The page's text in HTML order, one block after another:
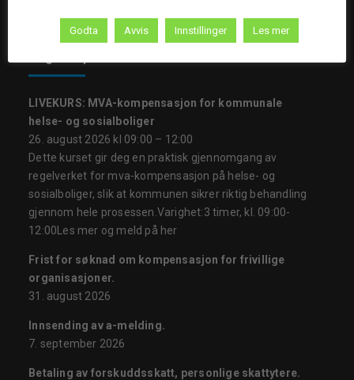
LIVEKURS: MVA-kompensasjon for kommunale
helse- og sosialboliger
26. august 2026 kl 09:00 – 12:00
Dette kurset gir deg en praktisk gjennomgang av
regelverket for mva-kompensasjon på helse- og
sosialboliger, slik at kommunen sikrer riktig behandling
gjennom hele prosessen.Varighet:3 timer, kl. 09:00-
12:00Les mer og meld på her
Frist for søknad om kompensasjon for frivillige
organisasjoner.
31. august 2026
Innsending av a-melding.
7. september 2026
Betaling av forskuddsskatt, personlige skattytere.
Godta Avvis Innstillinger Les mer